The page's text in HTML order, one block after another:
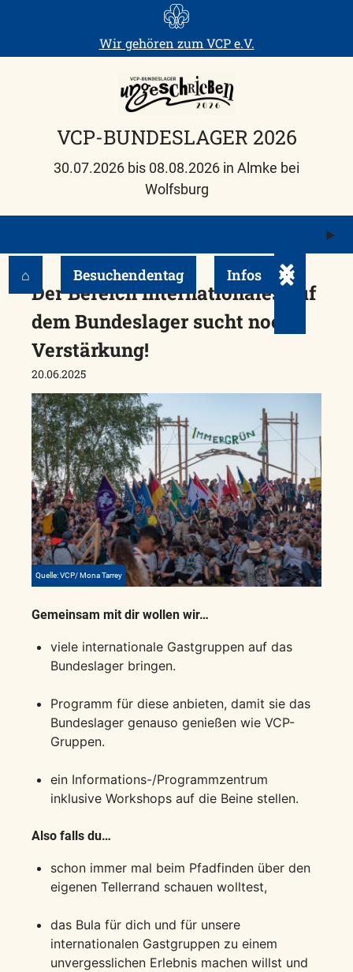
Wir gehören zum VCP e.V.
VCP-BUNDESLAGER 2026
30.07.2026 bis 08.08.2026 in Almke bei
Wolfsburg
⌂ Besuchendentag Infos Untermenü
Der Bereich Internationales auf
dem Bundeslager sucht noch
Verstärkung!
20.06.2025
Quelle: VCP/ Mona Tarrey
Gemeinsam mit dir wollen wir…
viele internationale Gastgruppen auf das
Bundeslager bringen.
Programm für diese anbieten, damit sie das
Bundeslager genauso genießen wie VCP-
Gruppen.
ein Informations-/Programmzentrum
inklusive Workshops auf die Beine stellen.
Also falls du…
schon immer mal beim Pfadfinden über den
eigenen Tellerrand schauen wolltest,
das Bula für dich und für unsere
internationalen Gastgruppen zu einem
unvergesslichen Erlebnis machen willst und